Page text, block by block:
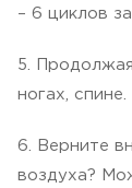
– 6 циклов
5.
ногах, спине.
6. Верните
воздуха?